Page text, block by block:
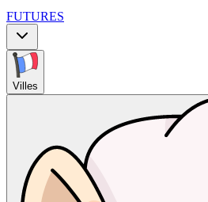
FUTURES
Villes